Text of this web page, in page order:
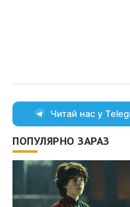
Читай нас у
ПОПУЛЯРНО ЗАРАЗ